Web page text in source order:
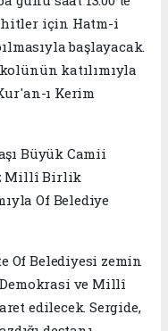
için Hatm-i
başlayacak.
katılımıyla
ı Kerim
Büyük Camii
Millî Birlik
Of Belediye
Of Belediyesi zemin
ve Millî
edilecek. Sergide,